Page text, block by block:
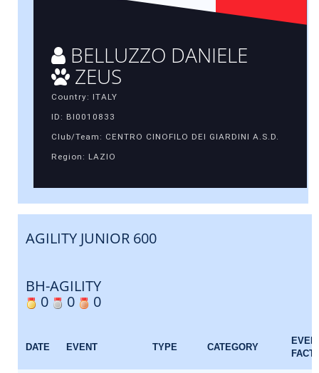
BELLUZZO DANIELE
ZEUS
Country: ITALY
ID: BI0010833
Club/Team: CENTRO CINOFILO DEI GIARDINI A.S.D.
Region: LAZIO
AGILITY JUNIOR 600
BH-AGILITY
0
0 0
DATE EVENT TYPE CATEGORY